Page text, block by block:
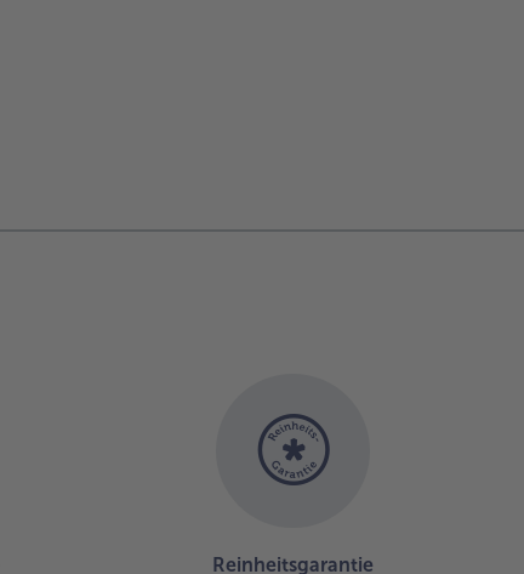
Reinheitsgarantie